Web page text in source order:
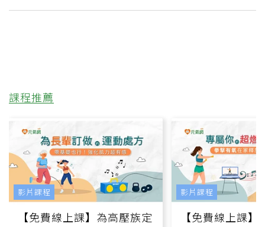
課程推薦
【免費線上課】為高壓族定
影片課程
【免費線上課
影片課程